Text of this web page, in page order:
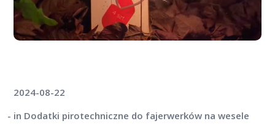
2024-08-22
in Dodatki pirotechniczne do fajerwerków na wesele